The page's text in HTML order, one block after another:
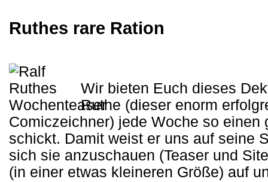
Ruthes rare Ration
Wir bieten Euch dieses
Ruthe (dieser enorm
Comiczeichner) jede Woche so
schickt. Damit weist er uns auf seine
sich sie anzuschauen (Teaser und
(in einer etwas kleineren Größe) auf